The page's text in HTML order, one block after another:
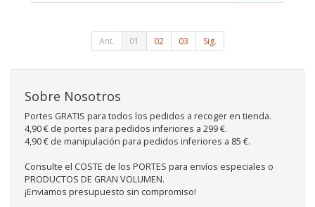
Ant. 01 02 03 Sig.
Sobre Nosotros
Portes GRATIS para todos los pedidos a recoger en tienda.
4,90 € de portes para pedidos inferiores a 299 €.
4,90 € de manipulación para pedidos inferiores a 85 €.
Consulte el COSTE de los PORTES para envíos especiales o
PRODUCTOS DE GRAN VOLUMEN.
¡Enviamos presupuesto sin compromiso!